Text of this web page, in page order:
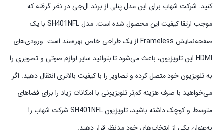
کنید. شرکت شهاب برای این مدل پنلی از برند ال‌جی در نظر گرفته که
موجب ارتقا کیفیت این محصول شده است. مدل SH401NFL با یک
صفحه‌نمایش Frameless از یک طراحی خاص بهره‌مند است. ورودی‌های
HDMI این تلویزیون، باعث می‌شود تا بتوانید سایر لوازم صوتی و تصویری را
به تلویزیون خود متصل کرده و تصاویر را با کیفیت بالاتری انتقال دهید. اگر
می‌خواهید با صرف هزینه کم‌تر تلویزیونی با امکانات زیاد را برای فضاهای
متوسط و کوچک داشته باشید، تلویزیون SH401NFL شرکت شهاب را
به‌عنوان یکی از انتخاب‌های خود مدنظر قرار دهید.